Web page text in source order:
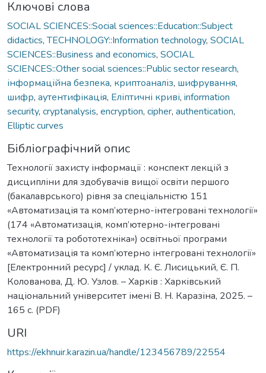
Ключові слова
SOCIAL SCIENCES::Social sciences::Education::Subject
didactics,TECHNOLOGY::Information technology, SOCIAL
SCIENCES::Business and economics, SOCIAL
SCIENCES::Other social sciences::Public sector research,
інформаційна безпека, криптоаналіз, шифрування,
шифр, аутентифікація, Еліптичні криві, information
security, cryptanalysis, encryption, cipher, authentication,
Elliptic curves
Бібліографічний опис
Технології захисту інформації : конспект лекцій з
дисципліни для здобувачів вищої освіти першого
(бакалаврського) рівня за спеціальністю 151
«Автоматизація та комп’ютерно-інтегровані технології»
(174 «Автоматизація, комп’ютерно-інтегровані
технології та робототехніка») освітньої програми
«Автоматизація та комп’ютерно інтегровані технології»
[Електронний ресурс] / уклад. К. Є. Лисицький, Є. П.
Колованова, Д. Ю. Узлов. – Харків : Харківський
національний університет імені В. Н. Каразіна, 2025. –
165 с. (PDF)
URI
https://ekhnuir.karazin.ua/handle/123456789/22554